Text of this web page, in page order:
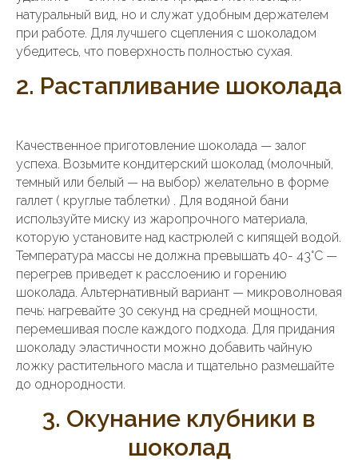
натуральный вид, но и служат удобным держателем
при работе. Для лучшего сцепления с шоколадом
убедитесь, что поверхность полностью сухая.
2. Растапливание шоколада
Качественное приготовление шоколада — залог
успеха. Возьмите кондитерский шоколад (молочный,
темный или белый — на выбор) желательно в форме
галлет ( круглые таблетки) . Для водяной бани
используйте миску из жаропрочного материала,
которую установите над кастрюлей с кипящей водой.
Температура массы не должна превышать 40- 43°C —
перегрев приведет к расслоению и горению
шоколада. Альтернативный вариант — микроволновая
печь: нагревайте 30 секунд на средней мощности,
перемешивая после каждого подхода. Для придания
шоколаду эластичности можно добавить чайную
ложку растительного масла и тщательно размешайте
до однородности.
3. Окунание клубники в
шоколад